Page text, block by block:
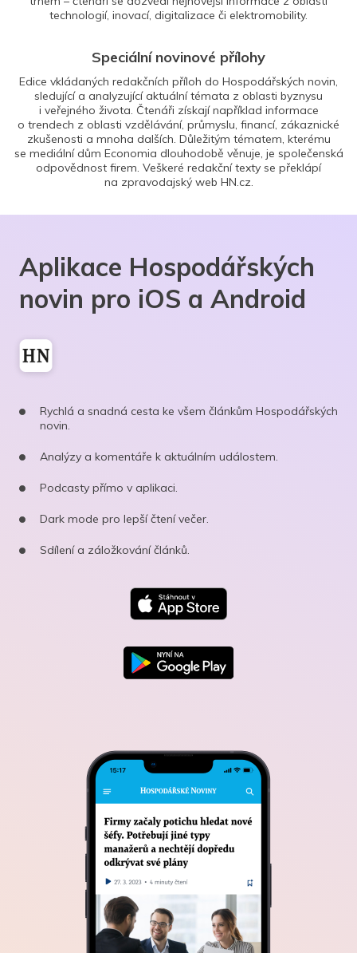
technologií, inovací, digitalizace či elektromobility.
Speciální novinové přílohy
Edice vkládaných redakčních příloh do Hospodářských novin,
sledující a analyzující aktuální témata z oblasti byznysu
i veřejného života. Čtenáři získají například informace
o trendech z oblasti vzdělávání, průmyslu, financí, zákaznické
zkušenosti a mnoha dalších. Důležitým tématem, kterému
se mediální dům Economia dlouhodobě věnuje, je společenská
odpovědnost firem. Veškeré redakční texty se překlápí
na zpravodajský web HN.cz.
Aplikace Hospodářských
novin pro iOS a Android
Rychlá a snadná cesta ke všem článkům Hospodářských
novin.
Analýzy a komentáře k aktuálním událostem.
Podcasty přímo v aplikaci.
Dark mode pro lepší čtení večer.
Sdílení a záložkování článků.